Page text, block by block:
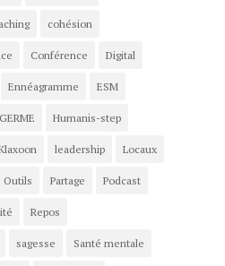
cohésion
Conférence Digital
Ennéagramme ESM
GERME Humanis-step
leadership Locaux
Outils Partage Podcast
Repos
sagesse Santé mentale